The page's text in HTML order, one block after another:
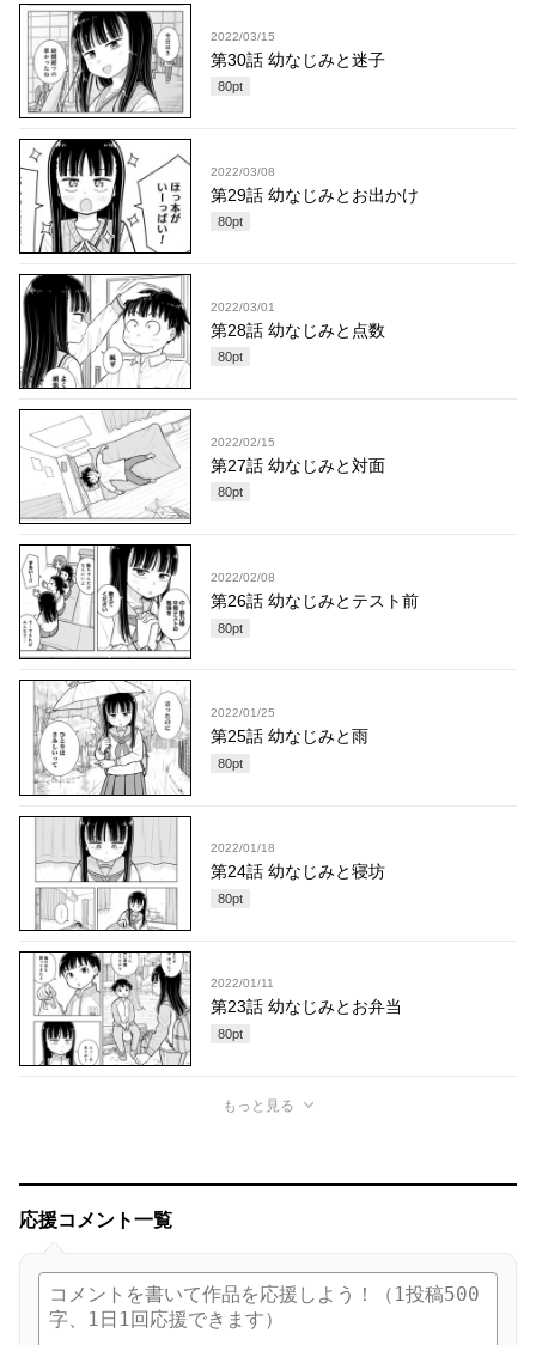
2022/03/15
第30話 幼なじみと迷子
80pt
2022/03/08
第29話 幼なじみとお出かけ
80pt
2022/03/01
第28話 幼なじみと点数
80pt
2022/02/15
第27話 幼なじみと対面
80pt
2022/02/08
第26話 幼なじみとテスト前
80pt
2022/01/25
第25話 幼なじみと雨
80pt
2022/01/18
第24話 幼なじみと寝坊
80pt
2022/01/11
第23話 幼なじみとお弁当
80pt
もっと見る
応援コメント一覧